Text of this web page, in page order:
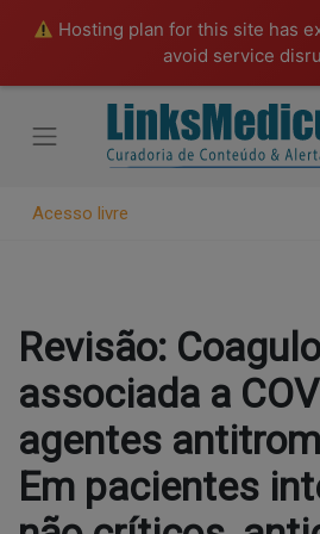
Hosting plan for this site has
avoid service
Acesso livre
Revisão:
associada a
agentes
Em pacientes